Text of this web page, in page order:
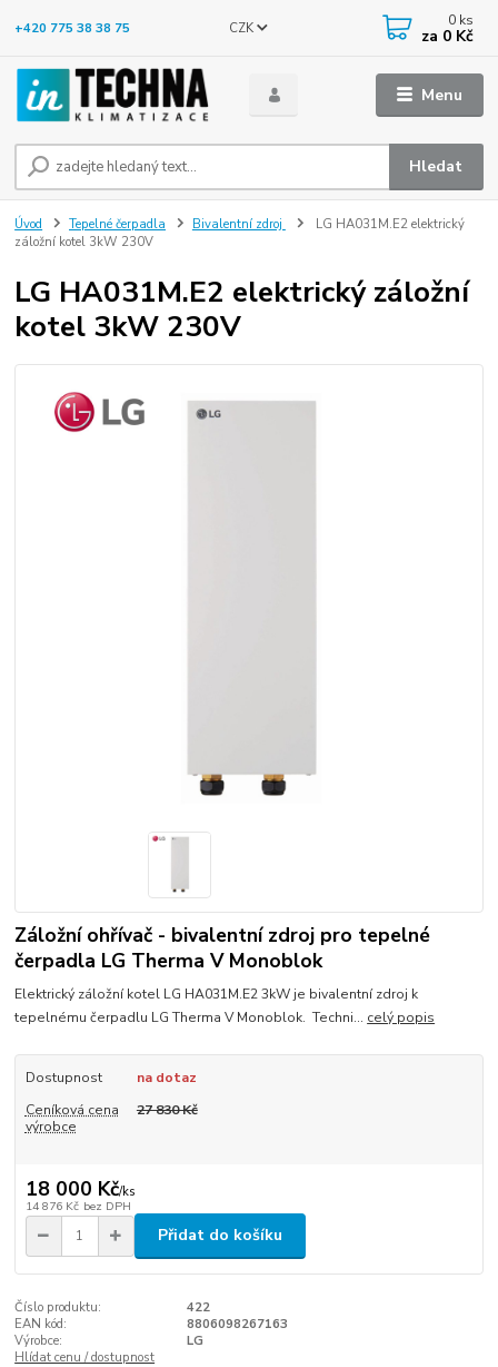
Menu
CZK
Hledat
+420 775 38 38 75 0 ks
za 0 Kč
Úvod Tepelné čerpadla Bivalentní zdroj
LG HA031M.E2 elektrický
záložní kotel 3kW 230V
LG HA031M.E2 elektrický záložní
kotel 3kW 230V
Záložní ohřívač - bivalentní zdroj pro tepelné
čerpadla LG Therma V Monoblok
Elektrický záložní kotel LG HA031M.E2 3kW je bivalentní zdroj k
tepelnému čerpadlu LG Therma V Monoblok. Techni... celý popis
Dostupnost
na dotaz
Ceníková cena
výrobce
27 830 Kč
18 000 Kč/ks
14 876 Kč bez DPH
Přidat do košíku
Číslo produktu:
422
EAN kód:
8806098267163
Výrobce:
LG
Hlídat cenu / dostupnost